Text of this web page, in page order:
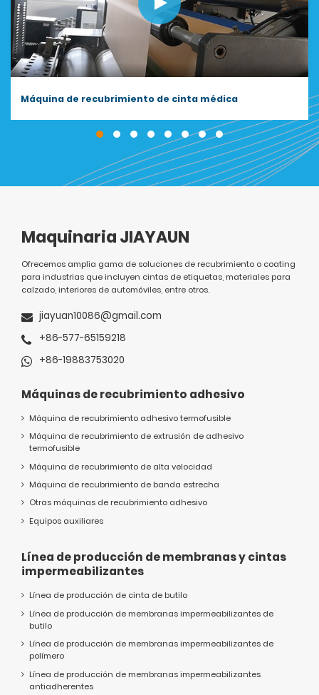
Máquina de recubrimiento de cinta médica
Maquinaria JIAYAUN
Ofrecemos amplia gama de soluciones de recubrimiento o coating
para industrias que incluyen cintas de etiquetas, materiales para
calzado, interiores de automóviles, entre otros.
jiayuan10086@gmail.com
+86-577-65159218
+86-19883753020
Máquinas de recubrimiento adhesivo
Máquina de recubrimiento adhesivo termofusible
Máquina de recubrimiento de extrusión de adhesivo
termofusible
Máquina de recubrimiento de alta velocidad
Máquina de recubrimiento de banda estrecha
Otras máquinas de recubrimiento adhesivo
Equipos auxiliares
Línea de producción de membranas y cintas
impermeabilizantes
Línea de producción de cinta de butilo
Línea de producción de membranas impermeabilizantes de
butilo
Línea de producción de membranas impermeabilizantes de
polímero
Línea de producción de membranas impermeabilizantes
antiadherentes